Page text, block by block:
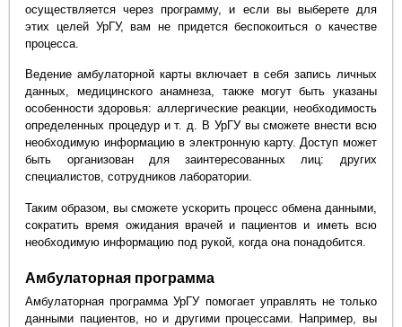
осуществляется через программу, и если вы выберете для
этих целей УрГУ, вам не придется беспокоиться о качестве
процесса.
Ведение амбулаторной карты включает в себя запись личных
данных, медицинского анамнеза, также могут быть указаны
особенности здоровья: аллергические реакции, необходимость
определенных процедур и т. д. В УрГУ вы сможете внести всю
необходимую информацию в электронную карту. Доступ может
быть организован для заинтересованных лиц: других
специалистов, сотрудников лаборатории.
Таким образом, вы сможете ускорить процесс обмена данными,
сократить время ожидания врачей и пациентов и иметь всю
необходимую информацию под рукой, когда она понадобится.
Амбулаторная программа
Амбулаторная программа УрГУ помогает управлять не только
данными пациентов, но и другими процессами. Например, вы